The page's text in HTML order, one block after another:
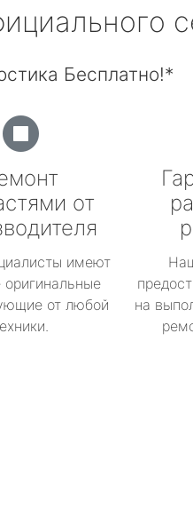
Бесплатно!*
от
имеют
оригинальные
от любой
на